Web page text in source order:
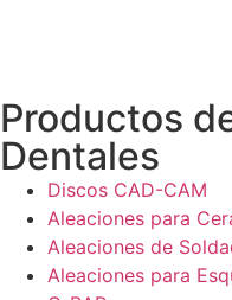
Productos
Dentales
Discos CAD-CAM
Aleaciones para
Aleaciones de
Aleaciones para